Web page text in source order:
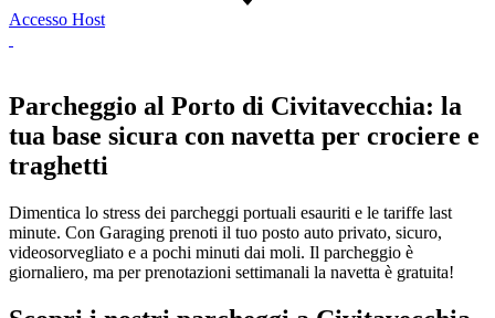
Accesso Host
Parcheggio al Porto di Civitavecchia: la
tua base sicura con navetta per crociere e
traghetti
Dimentica lo stress dei parcheggi portuali esauriti e le tariffe last
minute. Con Garaging prenoti il tuo posto auto privato, sicuro,
videosorvegliato e a pochi minuti dai moli. Il parcheggio è
giornaliero, ma per prenotazioni settimanali la navetta è gratuita!